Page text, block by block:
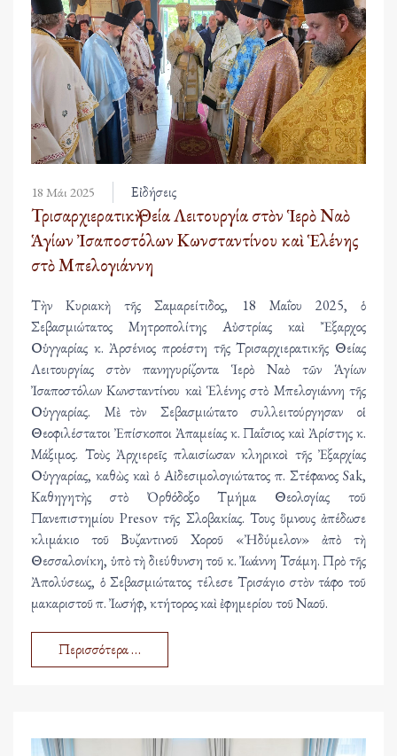
18 Μάι 2025 Εἰδήσεις
Τρισαρχιερατικὴ Θεία Λειτουργία στὸν Ἱερὸ Ναὸ
Ἁγίων Ἰσαποστόλων Κωνσταντίνου καὶ Ἑλένης
στὸ Μπελογιάννη
Τὴν Κυριακὴ τῆς Σαμαρείτιδος, 18 Μαΐου 2025, ὁ
Σεβασμιώτατος Μητροπολίτης Αὐστρίας καὶ Ἔξαρχος
Οὑγγαρίας κ. Ἀρσένιος προέστη τῆς Τρισαρχιερατικῆς Θείας
Λειτουργίας στὸν πανηγυρίζοντα Ἱερὸ Ναὸ τῶν Ἁγίων
Ἰσαποστόλων Κωνσταντίνου καὶ Ἑλένης στὸ Μπελογιάννη τῆς
Οὑγγαρίας. Μὲ τὸν Σεβασμιώτατο συλλειτούργησαν οἱ
Θεοφιλέστατοι Ἐπίσκοποι Ἀπαμείας κ. Παΐσιος καὶ Ἀρίστης κ.
Μάξιμος. Τοὺς Ἀρχιερεῖς πλαισίωσαν κληρικοὶ τῆς Ἐξαρχίας
Οὑγγαρίας, καθὼς καὶ ὁ Αἰδεσιμολογιώτατος π. Στέφανος Sak,
Καθηγητὴς στὸ Ὀρθόδοξο Τμήμα Θεολογίας τοῦ
Πανεπιστημίου Presov τῆς Σλοβακίας. Τους ὕμνους ἀπέδωσε
κλιμάκιο τοῦ Βυζαντινοῦ Χοροῦ «Ἠδύμελον» ἀπὸ τὴ
Θεσσαλονίκη, ὑπὸ τὴ διεύθυνση τοῦ κ. Ἰωάννη Τσάμη. Πρὸ τῆς
Ἀπολύσεως, ὁ Σεβασμιώτατος τέλεσε Τρισάγιο στὸν τάφο τοῦ
μακαριστοῦ π. Ἰωσήφ, κτήτορος καὶ ἐφημερίου τοῦ Ναοῦ.
Περισσότερα …